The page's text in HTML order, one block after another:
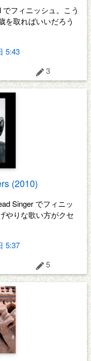
でフィニッシュ。こう
を取ればいいだろう
5:43
3
(2010)
Singer でフィニッ
やりな歌い方がクセ
5:37
5